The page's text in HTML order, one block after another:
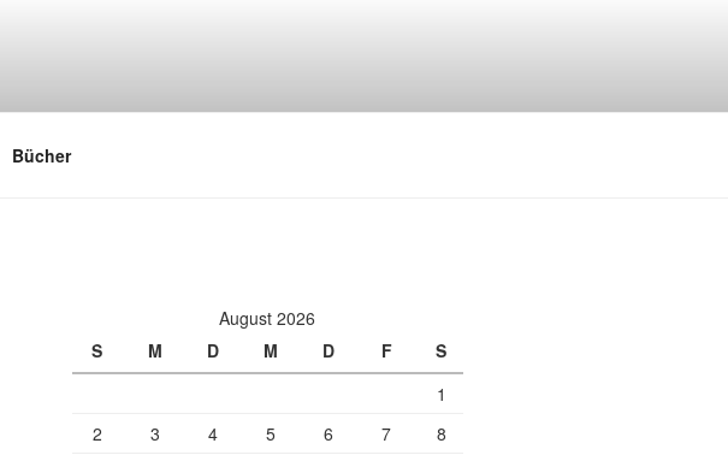
Bücher
August 2026
S
M D M D F
S
1
2
3 4 5 6 7
8